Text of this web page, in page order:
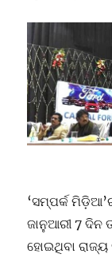
‘ସମ୍ପର୍କ
ଜାନୁଆରୀ 7 ଦିନ
ହୋଇଥିବା